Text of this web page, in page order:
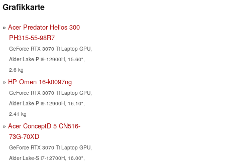
Grafikkarte
Acer Predator Helios 300
PH315-55-98R7
GeForce RTX 3070 Ti Laptop GPU,
Alder Lake-P i9-12900H, 15.60",
2.6 kg
HP Omen 16-k0097ng
GeForce RTX 3070 Ti Laptop GPU,
Alder Lake-P i9-12900H, 16.10",
2.41 kg
Acer ConceptD 5 CN516-
73G-70XD
GeForce RTX 3070 Ti Laptop GPU,
Alder Lake-S i7-12700H, 16.00",